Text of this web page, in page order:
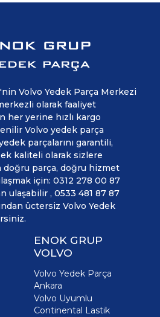
Volvo Yedek Parça Merkezi
olarak faaliyet
her yerine hızlı kargo
Volvo yedek parça
parçalarını garantili,
kaliteli olarak sizlere
doğru parça, doğru hizmet
için: 0312 278 00 87
ulaşabilir , 0533 481 87 87
üctersiz Volvo Yedek
ENOK GRUP
VOLVO
Volvo Yedek Parça
Ankara
Volvo Uyumlu
Continental Lastik